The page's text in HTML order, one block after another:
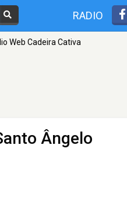
RADIO
Web Cadeira Cativa
Ângelo